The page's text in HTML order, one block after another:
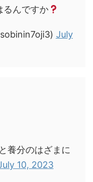
るんですか
July
養分のはざまに
10, 2023